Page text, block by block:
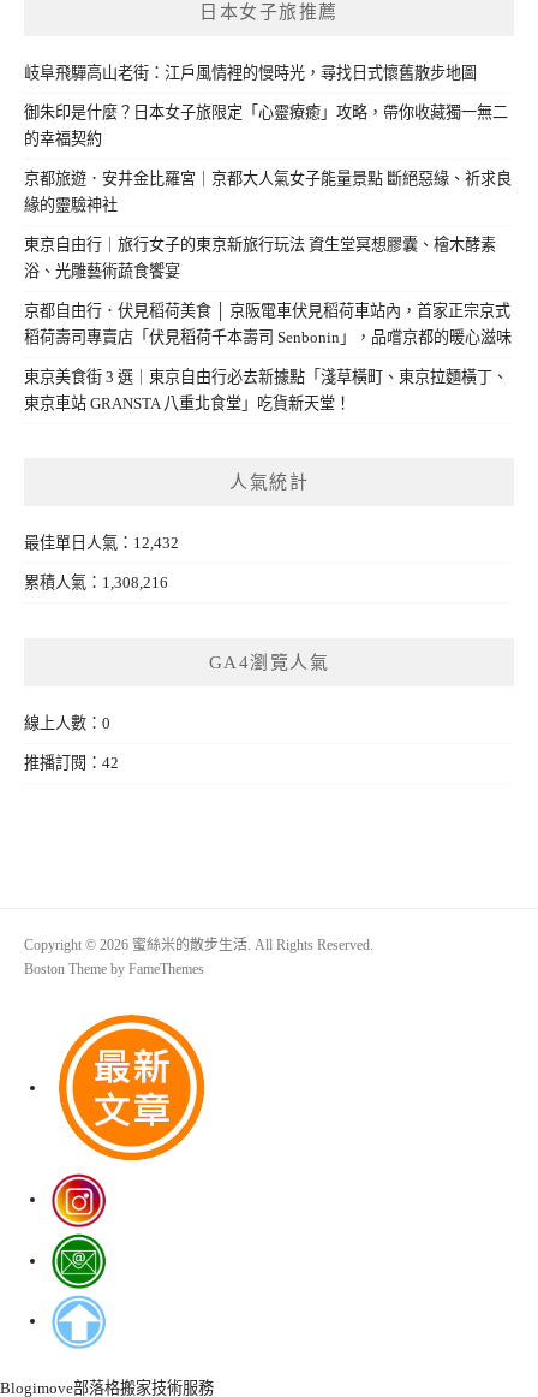
日本女子旅推薦
岐阜飛驒高山老街：江戶風情裡的慢時光，尋找日式懷舊散步地圖
御朱印是什麼？日本女子旅限定「心靈療癒」攻略，帶你收藏獨一無二
的幸福契約
京都旅遊．安井金比羅宮｜京都大人氣女子能量景點 斷絕惡緣、祈求良
緣的靈驗神社
東京自由行｜旅行女子的東京新旅行玩法 資生堂冥想膠囊、檜木酵素
浴、光雕藝術蔬食饗宴
京都自由行．伏見稻荷美食 │ 京阪電車伏見稻荷車站內，首家正宗京式
稻荷壽司專賣店「伏見稻荷千本壽司 Senbonin」，品嚐京都的暖心滋味
東京美食街 3 選｜東京自由行必去新據點「淺草橫町、東京拉麵橫丁、
東京車站 GRANSTA 八重北食堂」吃貨新天堂！
人氣統計
最佳單日人氣：12,432
累積人氣：1,308,216
GA4瀏覽人氣
線上人數：0
推播訂閱：42
Copyright © 2026 蜜絲米的散步生活. All Rights Reserved.
Boston Theme by FameThemes
Blogimove部落格搬家技術服務